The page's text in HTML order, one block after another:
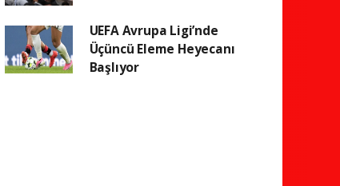
UEFA Avrupa Ligi’nde
Üçüncü Eleme Heyecanı
Başlıyor